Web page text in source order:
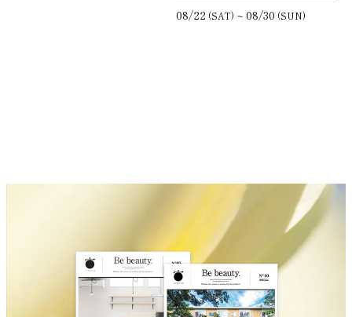
08/22 (SAT) ~ 08/30 (SUN)